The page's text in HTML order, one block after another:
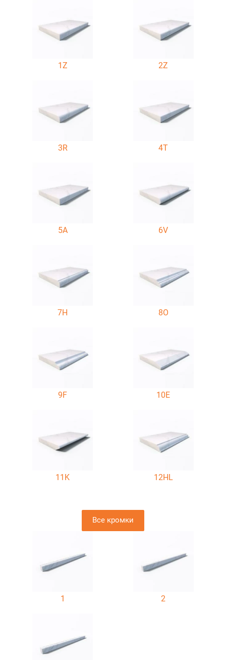
1Z 2Z
3R 4T
5A 6V
7H 8O
9F 10E
11K 12HL
Все кромки
1 2